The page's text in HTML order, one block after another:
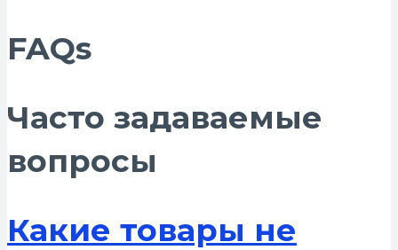
FAQs
Часто задаваемые
вопросы
Какие товары не